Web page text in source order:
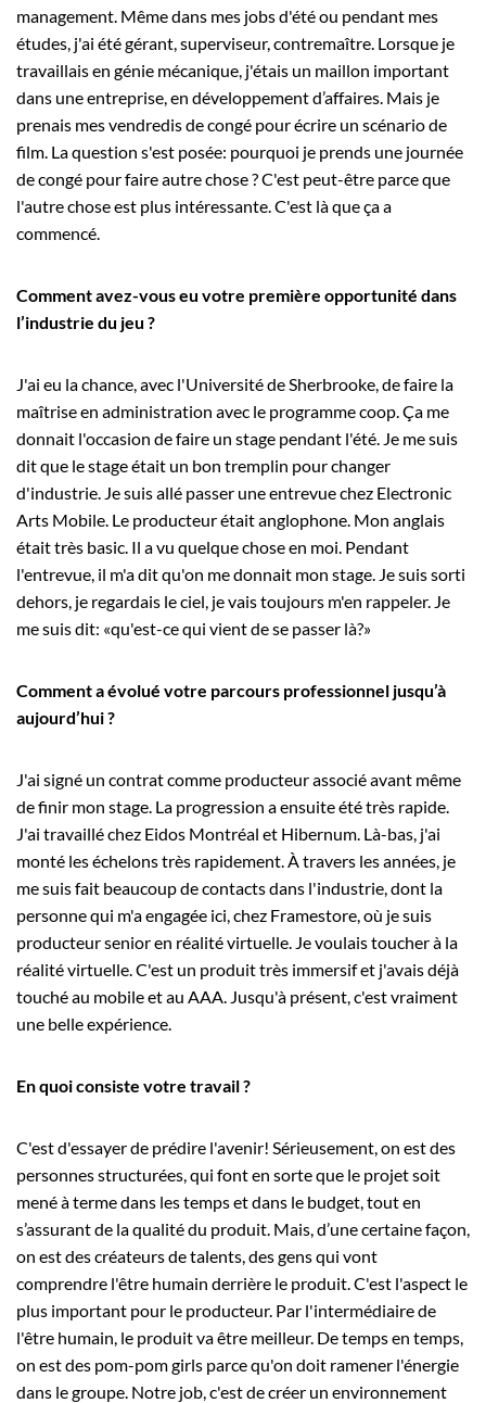
management. Même dans mes jobs d'été ou pendant mes
études, j'ai été gérant, superviseur, contremaître. Lorsque je
travaillais en génie mécanique, j'étais un maillon important
dans une entreprise, en développement d’affaires. Mais je
prenais mes vendredis de congé pour écrire un scénario de
film. La question s'est posée: pourquoi je prends une journée
de congé pour faire autre chose ? C'est peut-être parce que
l'autre chose est plus intéressante. C'est là que ça a
commencé.
Comment avez-vous eu votre première opportunité dans
l’industrie du jeu ?
J'ai eu la chance, avec l'Université de Sherbrooke, de faire la
maîtrise en administration avec le programme coop. Ça me
donnait l'occasion de faire un stage pendant l'été. Je me suis
dit que le stage était un bon tremplin pour changer
d'industrie. Je suis allé passer une entrevue chez Electronic
Arts Mobile. Le producteur était anglophone. Mon anglais
était très basic. Il a vu quelque chose en moi. Pendant
l'entrevue, il m'a dit qu'on me donnait mon stage. Je suis sorti
dehors, je regardais le ciel, je vais toujours m'en rappeler. Je
me suis dit: «qu'est-ce qui vient de se passer là?»
Comment a évolué votre parcours professionnel jusqu’à
aujourd’hui ?
J'ai signé un contrat comme producteur associé avant même
de finir mon stage. La progression a ensuite été très rapide.
J'ai travaillé chez Eidos Montréal et Hibernum. Là-bas, j'ai
monté les échelons très rapidement. À travers les années, je
me suis fait beaucoup de contacts dans l'industrie, dont la
personne qui m'a engagée ici, chez Framestore, où je suis
producteur senior en réalité virtuelle. Je voulais toucher à la
réalité virtuelle. C'est un produit très immersif et j'avais déjà
touché au mobile et au AAA. Jusqu'à présent, c'est vraiment
une belle expérience.
En quoi consiste votre travail ?
C'est d'essayer de prédire l'avenir! Sérieusement, on est des
personnes structurées, qui font en sorte que le projet soit
mené à terme dans les temps et dans le budget, tout en
s’assurant de la qualité du produit. Mais, d’une certaine façon,
on est des créateurs de talents, des gens qui vont
comprendre l'être humain derrière le produit. C'est l'aspect le
plus important pour le producteur. Par l'intermédiaire de
l'être humain, le produit va être meilleur. De temps en temps,
on est des pom-pom girls parce qu'on doit ramener l'énergie
dans le groupe. Notre job, c'est de créer un environnement